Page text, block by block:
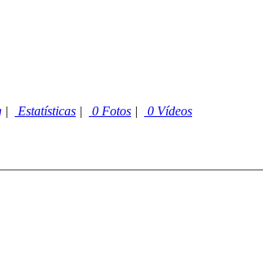
| Estatísticas | 0 Fotos | 0 Vídeos